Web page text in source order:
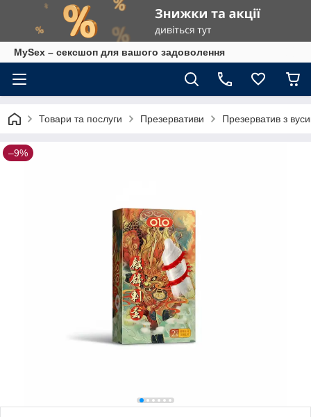
MySex – сексшоп для вашого задоволення
Товари та послуги Презервативи Презерватив з
–9%